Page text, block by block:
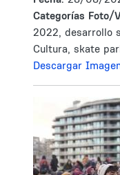
Categorías Foto/
2022, desarrollo
Cultura, skate
Descargar